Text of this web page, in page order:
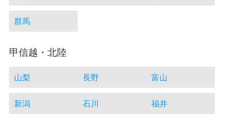
群馬
甲信越・北陸
山梨 長野 富山
新潟 石川 福井